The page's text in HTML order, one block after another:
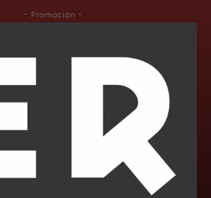
- Promoción -